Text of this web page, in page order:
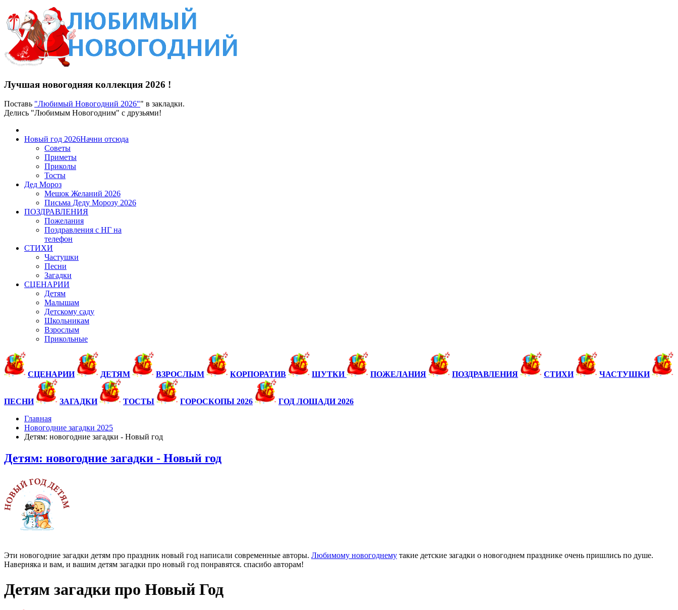
Лучшая новогодняя коллекция 2026 !
Поставь "Любимый Новогодний 2026"" в закладки.
Делись "Любимым Новогодним" с друзьями!
Новый год 2026Начни отсюда
Советы
Приметы
Приколы
Тосты
Дед Мороз
Мешок Желаний 2026
Письма Деду Морозу 2026
ПОЗДРАВЛЕНИЯ
Пожелания
Поздравления с НГ на
телефон
СТИХИ
Частушки
Песни
Загадки
СЦЕНАРИИ
Детям
Малышам
Детскому саду
Школьникам
Взрослым
Прикольные
СЦЕНАРИИ ДЕТЯМ ВЗРОСЛЫМ КОРПОРАТИВ ШУТКИ ПОЖЕЛАНИЯ ПОЗДРАВЛЕНИЯ СТИХИ ЧАСТУШКИ
ПЕСНИ ЗАГАДКИ ТОСТЫ ГОРОСКОПЫ 2026
ГОД ЛОШАДИ 2026
Главная
Новогодние загадки 2025
Детям: новогодние загадки - Новый год
Детям: новогодние загадки - Новый год
Эти новогодние загадки детям про праздник новый год написали современные авторы. Любимому новогоднему такие детские загадки о новогоднем празднике очень пришлись по душе.
Наверняка и вам, и вашим детям загадки про новый год понравятся. спасибо авторам!
Детям загадки про Новый Год